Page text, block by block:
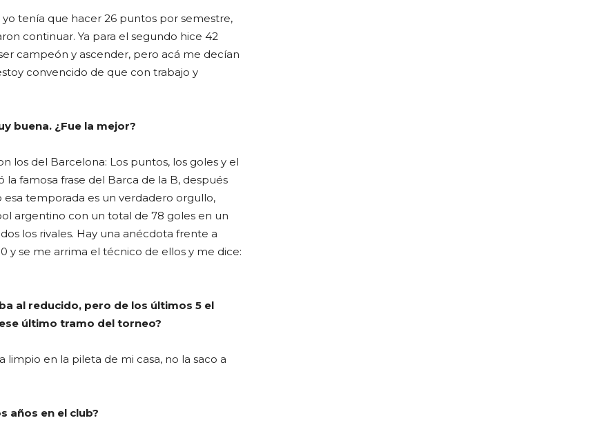
tenía que hacer 26 puntos por semestre,
continuar. Ya para el segundo hice 42
campeón y ascender, pero acá me decían
convencido de que con trabajo y
buena. ¿Fue la mejor?
los del Barcelona: Los puntos, los goles y el
famosa frase del Barca de la B, después
temporada es un verdadero orgullo,
argentino con un total de 78 goles en un
los rivales. Hay una anécdota frente a
se me arrima el técnico de ellos y me dice:
al reducido, pero de los últimos 5 el
último tramo del torneo?
en la pileta de mi casa, no la saco a
años en el club?